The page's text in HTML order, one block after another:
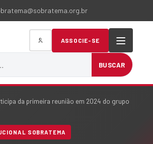
BUSCAR
ASSOCIE-SE
da primeira reunião em 2024 do grupo
SOBRATEMA